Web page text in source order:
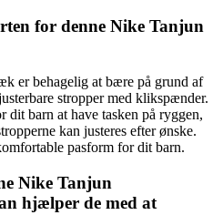
for denne Nike Tanjun
er behagelig at bære på grund af
stropper med klikspænder.
dit barn at have tasken på ryggen,
kan justeres efter ønske.
pasform for dit barn.
Nike Tanjun
hjælper de med at